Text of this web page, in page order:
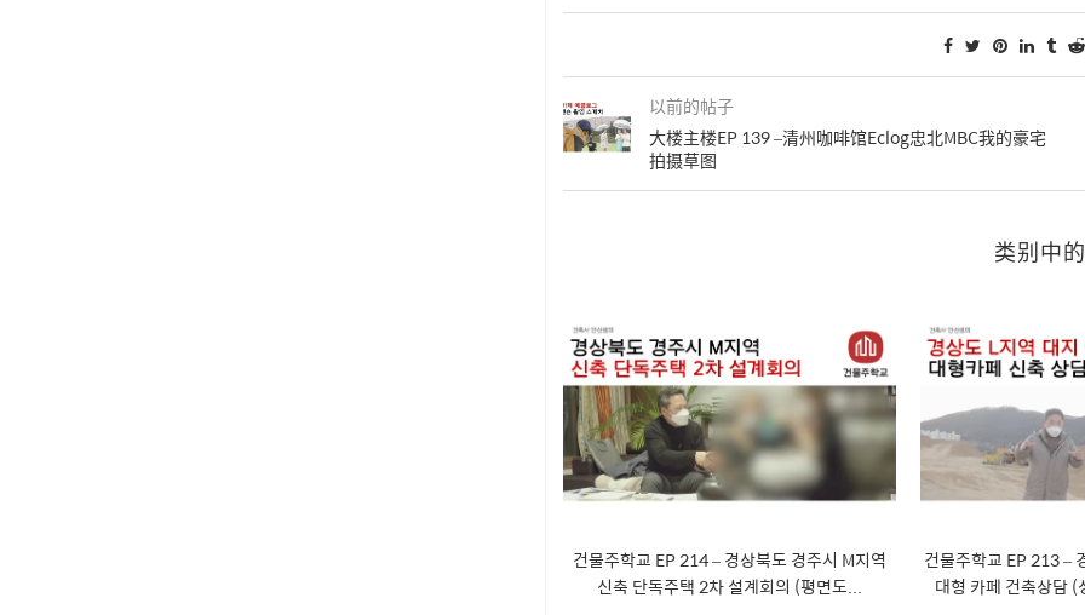
以前的帖子
大楼主楼EP 139 –清州咖啡馆Eclog忠北MBC我的豪宅
拍摄草图
类别中
건물주학교 EP 214 – 경상북도 경주시 M지역
신축 단독주택 2차 설계회의 (평면도...
건물주학교 EP 213 –
대형 카페 건축상담